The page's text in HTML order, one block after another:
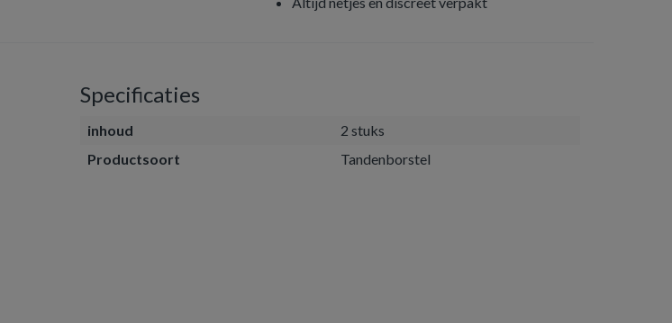
Specificaties
inhoud
2 stuks
Productsoort
Tandenborstel